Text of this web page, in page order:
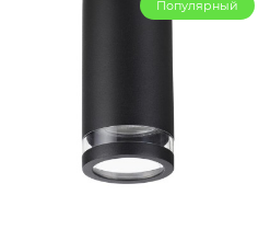
Популярный